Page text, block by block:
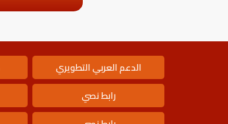
الدعم العربي التطويري
رابط نصي